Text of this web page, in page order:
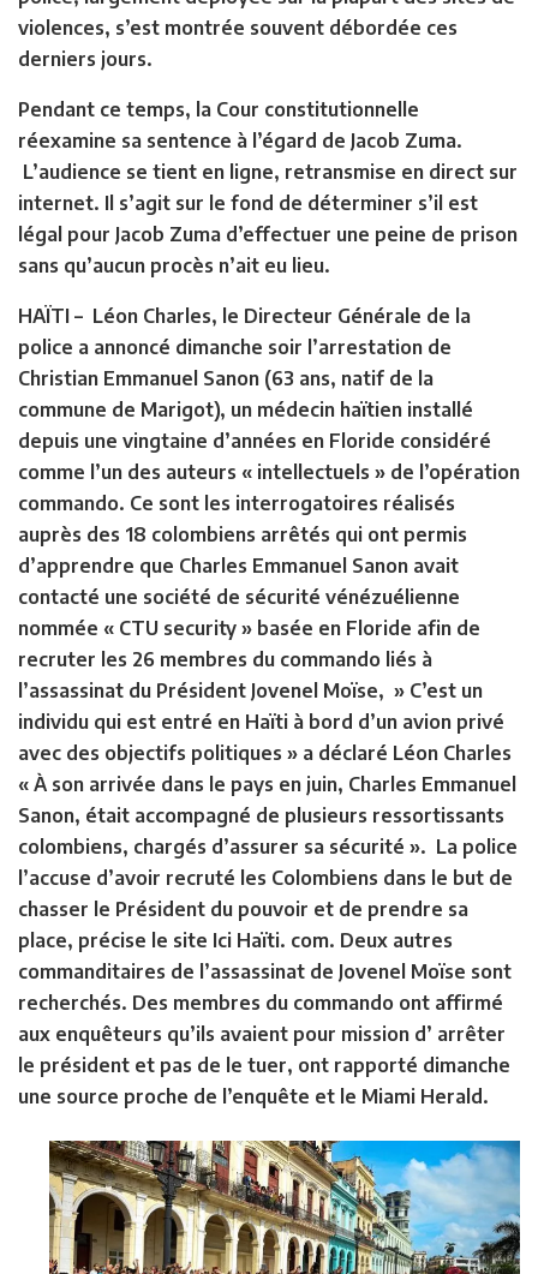
violences, s’est montrée souvent débordée ces
derniers jours.
Pendant ce temps, la Cour constitutionnelle
réexamine sa sentence à l’égard de Jacob Zuma.
L’audience se tient en ligne, retransmise en direct sur
internet. Il s’agit sur le fond de déterminer s’il est
légal pour Jacob Zuma d’effectuer une peine de prison
sans qu’aucun procès n’ait eu lieu.
HAÏTI – Léon Charles, le Directeur Générale de la
police a annoncé dimanche soir l’arrestation de
Christian Emmanuel Sanon (63 ans, natif de la
commune de Marigot), un médecin haïtien installé
depuis une vingtaine d’années en Floride considéré
comme l’un des auteurs « intellectuels » de l’opération
commando. Ce sont les interrogatoires réalisés
auprès des 18 colombiens arrêtés qui ont permis
d’apprendre que Charles Emmanuel Sanon avait
contacté une société de sécurité vénézuélienne
nommée « CTU security » basée en Floride afin de
recruter les 26 membres du commando liés à
l’assassinat du Président Jovenel Moïse, » C’est un
individu qui est entré en Haïti à bord d’un avion privé
avec des objectifs politiques » a déclaré Léon Charles
« À son arrivée dans le pays en juin, Charles Emmanuel
Sanon, était accompagné de plusieurs ressortissants
colombiens, chargés d’assurer sa sécurité ». La police
l’accuse d’avoir recruté les Colombiens dans le but de
chasser le Président du pouvoir et de prendre sa
place, précise le site Ici Haïti. com. Deux autres
commanditaires de l’assassinat de Jovenel Moïse sont
recherchés. Des membres du commando ont affirmé
aux enquêteurs qu’ils avaient pour mission d’ arrêter
le président et pas de le tuer, ont rapporté dimanche
une source proche de l’enquête et le Miami Herald.